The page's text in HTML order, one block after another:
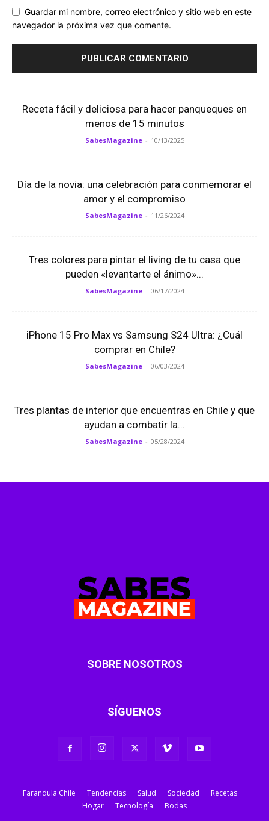
Guardar mi nombre, correo electrónico y sitio web en este
navegador la próxima vez que comente.
Receta fácil y deliciosa para hacer panqueques en
menos de 15 minutos
SabesMagazine - 10/13/2025
Día de la novia: una celebración para conmemorar el
amor y el compromiso
SabesMagazine - 11/26/2024
Tres colores para pintar el living de tu casa que
pueden «levantarte el ánimo»...
SabesMagazine - 06/17/2024
iPhone 15 Pro Max vs Samsung S24 Ultra: ¿Cuál
comprar en Chile?
SabesMagazine - 06/03/2024
Tres plantas de interior que encuentras en Chile y que
ayudan a combatir la...
SabesMagazine - 05/28/2024
SOBRE NOSOTROS
SÍGUENOS
Farandula Chile Tendencias Salud Sociedad
Recetas
Hogar
Tecnología Bodas